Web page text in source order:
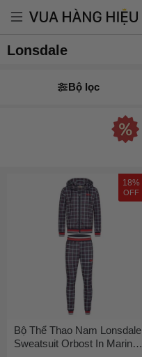
Lonsdale
Bộ lọc
18%
OFF
Bộ Thể Thao Nam Lonsdale
Sweatsuit Orbost In Marine